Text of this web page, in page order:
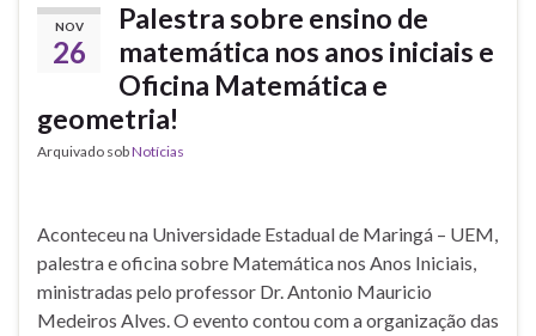
NOV
26
Palestra sobre ensino de
matemática nos anos iniciais e
Oficina Matemática e
geometria!
Arquivado sobNotícias
Aconteceu na Universidade Estadual de Maringá – UEM,
palestra e oficina sobre Matemática nos Anos Iniciais,
ministradas pelo professor Dr. Antonio Mauricio
Medeiros Alves. O evento contou com a organização das